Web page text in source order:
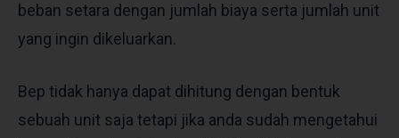
beban setara dengan jumlah biaya serta jumlah unit
yang ingin dikeluarkan.
Bep tidak hanya dapat dihitung dengan bentuk
sebuah unit saja tetapi jika anda sudah mengetahui